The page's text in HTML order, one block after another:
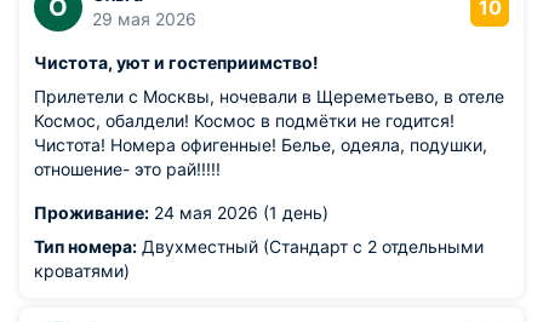
О
29 мая 2026
10
Чистота, уют и гостеприимство!
Прилетели с Москвы, ночевали в Щереметьево, в отеле
Космос, обалдели! Космос в подмётки не годится!
Чистота! Номера офигенные! Белье, одеяла, подушки,
отношение- это рай!!!!!
Проживание: 24 мая 2026 (1 день)
Тип номера: Двухместный (Стандарт с 2 отдельными
кроватями)